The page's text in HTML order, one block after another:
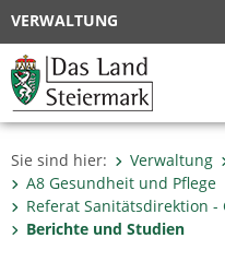
VERWALTUNG
Sie sind hier: Verwaltung
A8 Gesundheit und Pflege
Referat Sanitätsdirektion -
Berichte und Studien